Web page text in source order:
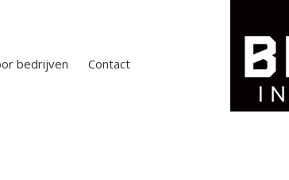
bedrijven Contact